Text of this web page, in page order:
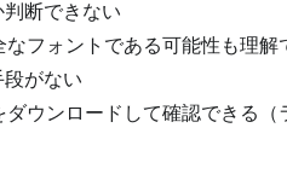
断できない
フォントである可能性も理解
がない
ウンロードして確認できる（